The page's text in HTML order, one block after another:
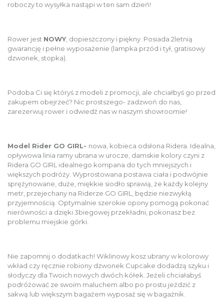
roboczy to wysyłka nastąpi w ten sam dzień!
Rower jest NOWY, dopieszczony i piękny. Posiada 2letnią
gwarancję i pełne wyposażenie (lampka przód i tył, gratisowy
dzwonek, stopka).
Podoba Ci się któryś z modeli z promocji, ale chciałbyś go przed
zakupem obejrzeć? Nic prostszego- zadzwoń do nas,
zarezerwuj rower i odwiedź nas w naszym showroomie!
Model Rider GO GIRL- nowa, kobieca odsłona Ridera. Idealna,
opływowa linia ramy ubrana w urocze, damskie kolory czyni z
Ridera GO GIRL idealnego kompana do tych mniejszych i
większych podróży. Wyprostowana postawa ciała i podwójnie
sprężynowane, duże, miękkie siodło sprawią, że każdy kolejny
metr, przejechany na Riderze GO GIRL, będzie niezwykłą
przyjemnością. Optymalnie szerokie opony pomogą pokonać
nierówności a dzięki 3biegowej przekładni, pokonasz bez
problemu miejskie górki.
Nie zapomnij o dodatkach! Wiklinowy kosz ubrany w kolorowy
wkład czy ręcznie robiony dzwonek Cupcake dodadzą szyku i
słodyczy dla Twoich nowych dwóch kółek. Jeżeli chciałabyś
podróżować ze swoim maluchem albo po prostu jeździć z
sakwą lub większym bagażem wyposaż się w bagażnik.